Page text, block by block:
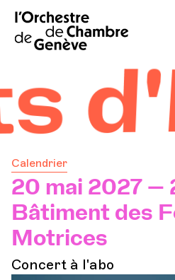
Calendrier
20 mai 2027 —
Bâtiment des
Motrices
Concert à l'abo
Accueil
Infos
Explorer